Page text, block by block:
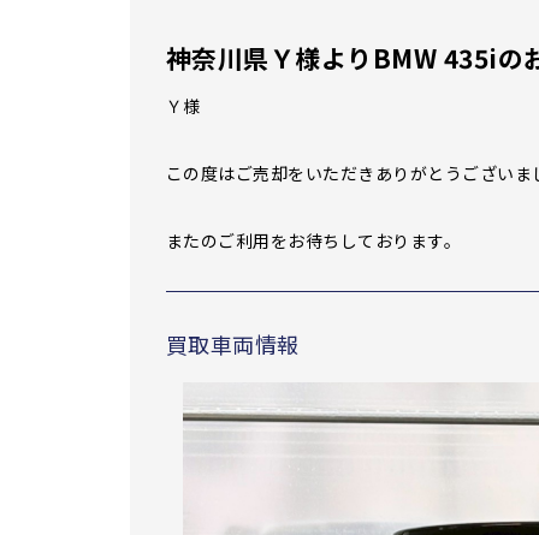
神奈川県Ｙ様よりBMW 435iの
Ｙ様
この度はご売却をいただきありがとうございま
またのご利用をお待ちしております。
買取車両情報